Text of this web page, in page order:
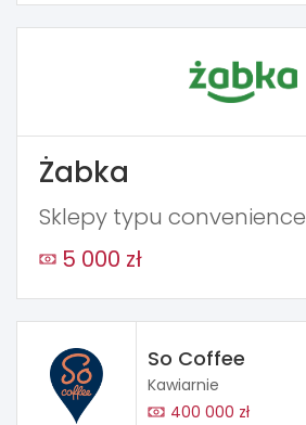
Żabka
Sklepy typu convenience
5 000 zł
So Coffee
Kawiarnie
400 000 zł